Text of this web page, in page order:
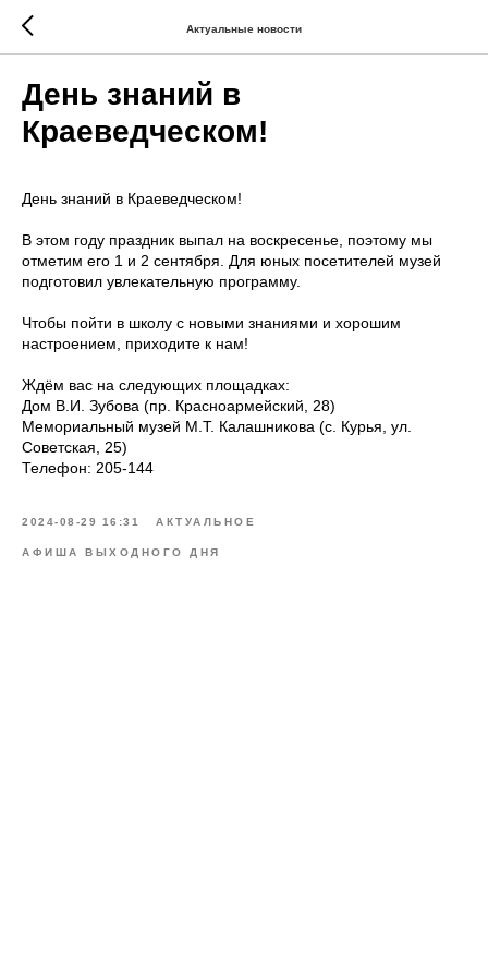
Актуальные новости
День знаний в
Краеведческом!
День знаний в Краеведческом!
В этом году праздник выпал на воскресенье, поэтому мы
отметим его 1 и 2 сентября. Для юных посетителей музей
подготовил увлекательную программу.
Чтобы пойти в школу с новыми знаниями и хорошим
настроением, приходите к нам!
Ждём вас на следующих площадках:
Дом В.И. Зубова (пр. Красноармейский, 28)
Мемориальный музей М.Т. Калашникова (с. Курья, ул.
Советская, 25)
Телефон: 205-144
2024-08-29 16:31 АКТУАЛЬНОЕ
АФИША ВЫХОДНОГО ДНЯ